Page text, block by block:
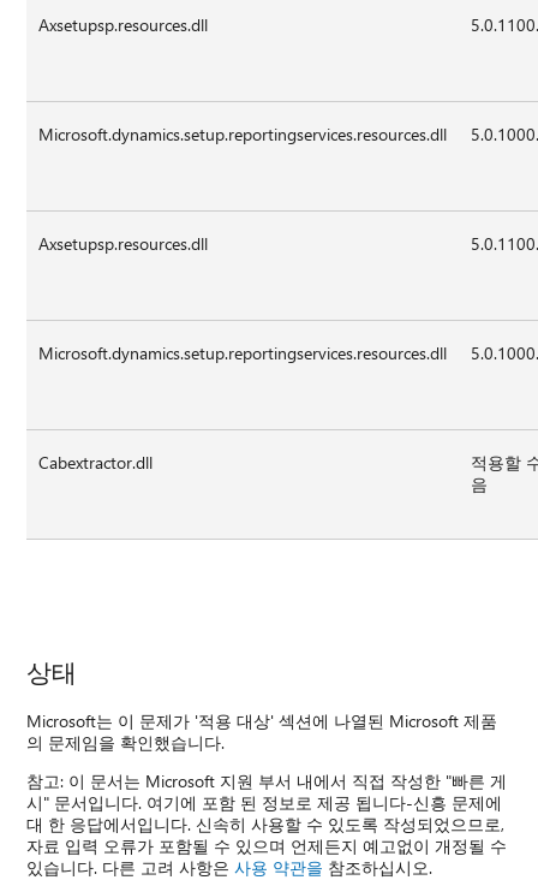
Axsetupsp.resources.dll
Microsoft.dynamics.setup.reportingservices.resources.dll
Axsetupsp.resources.dll
Microsoft.dynamics.setup.reportingservices.resources.dll
Cabextractor.dll
적용할
음
상태
Microsoft는 이 문제가 '적용 대상' 섹션에 나열된 Microsoft 제품
의 문제임을 확인했습니다.
참고: 이 문서는 Microsoft 지원 부서 내에서 직접 작성한 "빠른 게
시" 문서입니다. 여기에 포함 된 정보로 제공 됩니다-신흥 문제에
대 한 응답에서입니다. 신속히 사용할 수 있도록 작성되었으므로,
자료 입력 오류가 포함될 수 있으며 언제든지 예고없이 개정될 수
있습니다. 다른 고려 사항은사용 약관을 참조하십시오.